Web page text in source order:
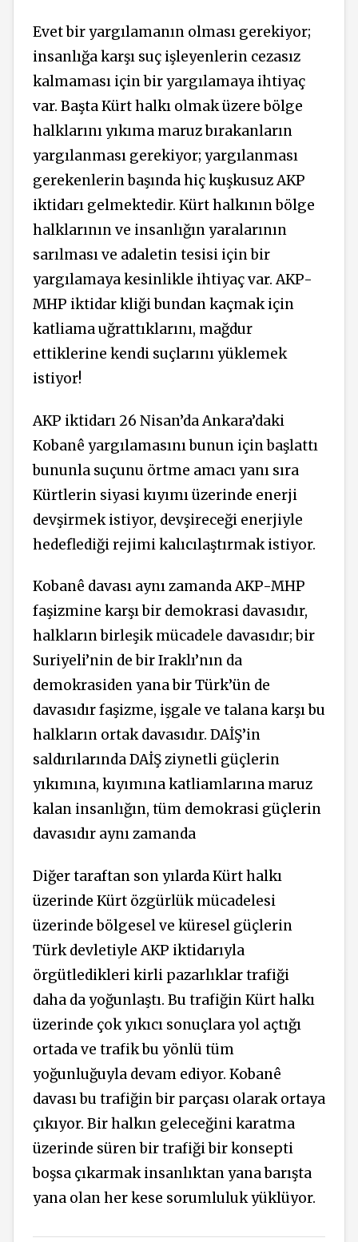
Evet bir yargılamanın olması gerekiyor;
insanlığa karşı suç işleyenlerin cezasız
kalmaması için bir yargılamaya ihtiyaç
var. Başta Kürt halkı olmak üzere bölge
halklarını yıkıma maruz bırakanların
yargılanması gerekiyor; yargılanması
gerekenlerin başında hiç kuşkusuz AKP
iktidarı gelmektedir. Kürt halkının bölge
halklarının ve insanlığın yaralarının
sarılması ve adaletin tesisi için bir
yargılamaya kesinlikle ihtiyaç var. AKP-
MHP iktidar kliği bundan kaçmak için
katliama uğrattıklarını, mağdur
ettiklerine kendi suçlarını yüklemek
istiyor!
AKP iktidarı 26 Nisan’da Ankara’daki
Kobanê yargılamasını bunun için başlattı
bununla suçunu örtme amacı yanı sıra
Kürtlerin siyasi kıyımı üzerinde enerji
devşirmek istiyor, devşireceği enerjiyle
hedeflediği rejimi kalıcılaştırmak istiyor.
Kobanê davası aynı zamanda AKP-MHP
faşizmine karşı bir demokrasi davasıdır,
halkların birleşik mücadele davasıdır; bir
Suriyeli’nin de bir Iraklı’nın da
demokrasiden yana bir Türk’ün de
davasıdır faşizme, işgale ve talana karşı bu
halkların ortak davasıdır. DAİŞ’in
saldırılarında DAİŞ ziynetli güçlerin
yıkımına, kıyımına katliamlarına maruz
kalan insanlığın, tüm demokrasi güçlerin
davasıdır aynı zamanda
Diğer taraftan son yılarda Kürt halkı
üzerinde Kürt özgürlük mücadelesi
üzerinde bölgesel ve küresel güçlerin
Türk devletiyle AKP iktidarıyla
örgütledikleri kirli pazarlıklar trafiği
daha da yoğunlaştı. Bu trafiğin Kürt halkı
üzerinde çok yıkıcı sonuçlara yol açtığı
ortada ve trafik bu yönlü tüm
yoğunluğuyla devam ediyor. Kobanê
davası bu trafiğin bir parçası olarak ortaya
çıkıyor. Bir halkın geleceğini karatma
üzerinde süren bir trafiği bir konsepti
boşsa çıkarmak insanlıktan yana barışta
yana olan her kese sorumluluk yüklüyor.